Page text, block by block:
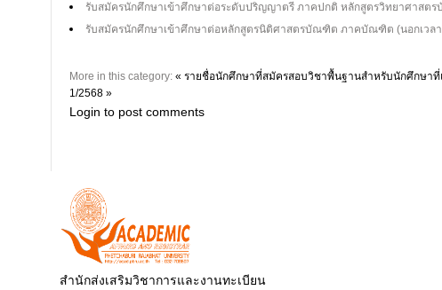
รับสมัครนักศึกษาเข้าศึกษาต่อระดับปริญญาตรี ภาคปกติ หลักสูตรวิทยาศาสต
รับสมัครนักศึกษาเข้าศึกษาต่อหลักสูตรนิติศาสตรบัณฑิต ภาคบัณฑิต (นอกเวลา
More in this category: « รายชื่อนักศึกษาที่สมัครสอบวิชาพื้นฐานสำหรับนักศึกษา
1/2568 »
Login to post comments
สำนักส่งเสริมวิชาการและงานทะเบียน